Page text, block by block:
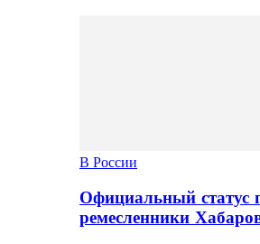
В России
Официальный статус
ремесленники